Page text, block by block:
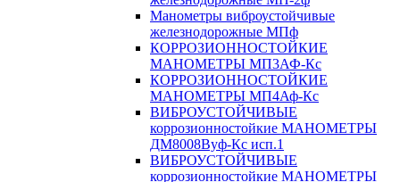
Манометры виброустойчивые
железнодорожные МПф
КОРРОЗИОННОСТОЙКИЕ
МАНОМЕТРЫ МП3АФ-Кс
КОРРОЗИОННОСТОЙКИЕ
МАНОМЕТРЫ МП4Аф-Кс
ВИБРОУСТОЙЧИВЫЕ
коррозионностойкие МАНОМЕТРЫ
ДМ8008Вуф-Кс исп.1
ВИБРОУСТОЙЧИВЫЕ
коррозионностойкие МАНОМЕТРЫ